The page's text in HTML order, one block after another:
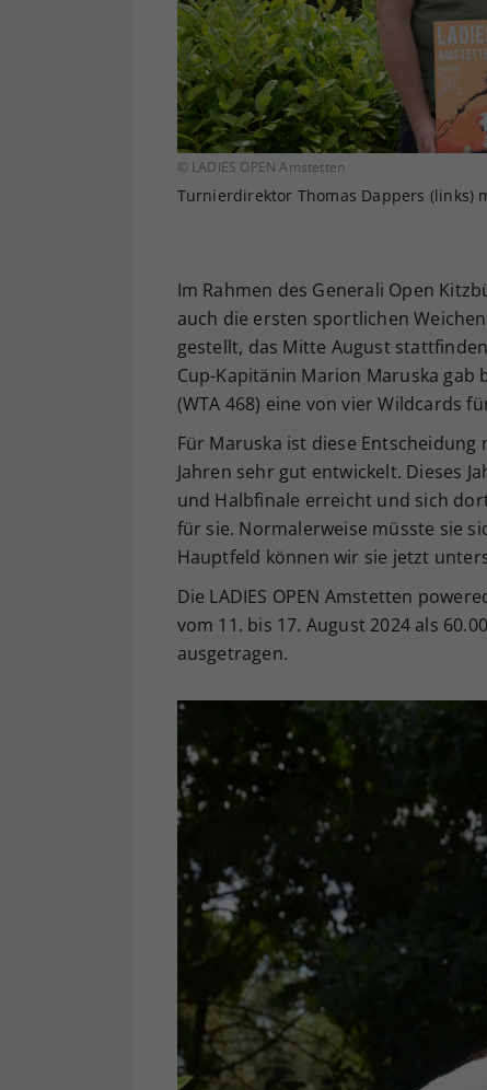
© LADIES OPEN Amstetten
Turnierdirektor Thomas Dappers (links)
Im Rahmen des Generali Open
auch die ersten sportlichen
gestellt, das Mitte August
Cup-Kapitänin Marion Maruska gab
(WTA 468) eine von vier Wildcards
Für Maruska ist diese
Jahren sehr gut entwickelt. Dieses
und Halbfinale erreicht und sich
für sie. Normalerweise müsste sie
Hauptfeld können wir sie jetzt
Die LADIES OPEN Amstetten
vom 11. bis 17. August 2024 als
ausgetragen.